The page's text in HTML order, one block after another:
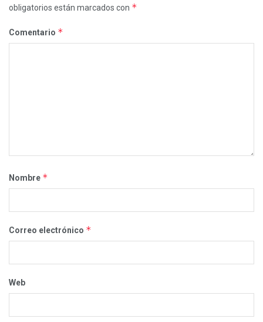
obligatorios están marcados con *
Comentario *
Nombre *
Correo electrónico *
Web